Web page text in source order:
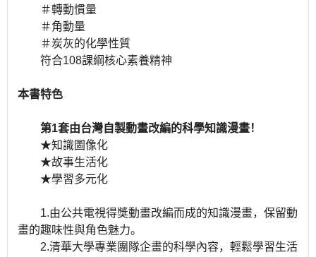
＃轉動慣量
＃角動量
＃炭灰的化學性質
符合108課綱核心素養精神
本書特色
第1套由台灣自製動畫改編的科學知識漫畫！
★知識圖像化
★故事生活化
★學習多元化
1.由公共電視得獎動畫改編而成的知識漫畫，保留動
畫的趣味性與角色魅力。
2.清華大學專業團隊企畫的科學內容，輕鬆學習生活